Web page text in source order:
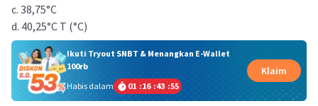
c. 38,75°C
d. 40,25°C T (°C)​
Ikuti Tryout SNBT & Menangkan E-Wallet
100rb
Habis dalam
01 :16 :43 :54
Klaim